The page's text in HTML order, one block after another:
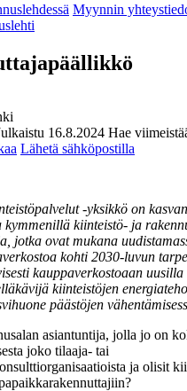
Myynnin
16.8.2024 Hae
Lähetä sähköpostilla
-yksikkö on
kymmenillä kiinteistö- ja
jotka ovat mukana
kohti 2030-luvun
kauppaverkostoaan
kiinteistöjen
päästöjen
asiantuntija, jolla jo on
joko tilaaja- tai
ja olisit